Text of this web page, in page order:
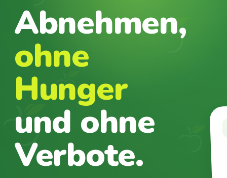
Abnehmen,
ohne
Hunger
und ohne
Verbote.